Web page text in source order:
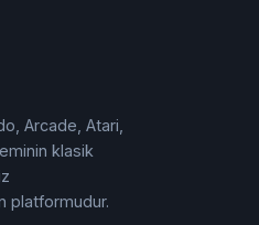
Arcade, Atari,
klasik
platformudur.